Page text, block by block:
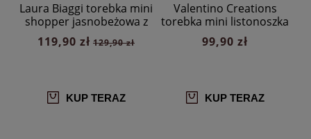
Laura Biaggi torebka mini
shopper jasnobeżowa z
przeszyciem
119,90 zł 129,90 zł
KUP TERAZ
Valentino Creations
torebka mini listonoszka
czarna
99,90 zł
KUP TERAZ